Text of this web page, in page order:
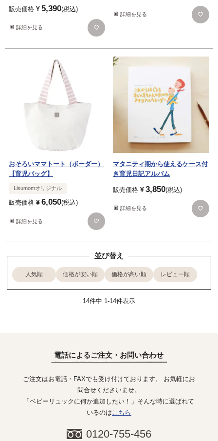
販売価格 ¥5,390 税込
詳細を見る
詳細を見る
おそろいママトート（ボーダー）
【育児バッグ】
Lisumomオリジナル
販売価格 ¥6,050 税込
詳細を見る
マタニティ期から使えるケース付
き育児日記アルバム
販売価格 ¥3,850 税込
詳細を見る
並び替え
人気順 価格が安い順 価格が高い順 レビュー順
14件中 1-14件表示
電話によるご注文・お問い合わせ
ご注文はお電話・FAXでも受け付けております。 お気軽にお
問合せくださいませ。
「ベビーリュックに何か追加したい！」そんな時に選ばれて
いるのはこちら
0120-755-456